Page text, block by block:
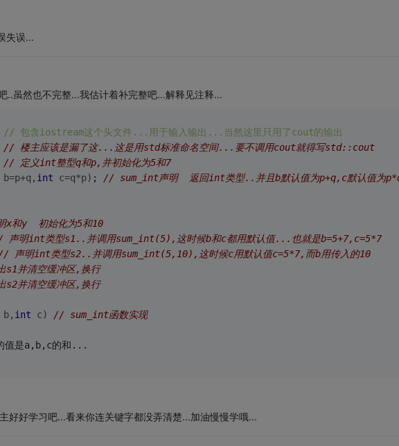
失误...
..虽然也不完整...我估计着补完整吧...解释见注释...
包含iostream这个头文件...用于输入输出...当然这里只用了cout的输出
// 楼主应该是漏了这...这是用std标准命名空间...要不调用cout就得写std::cout
// 定义int整型q和p,并初始化为5和7
b=p+q, int c=q*p) ; // sum_int声明  返回int类型..并且b默认值为p+q,c默认值为
和y  初始化为5和10
声明int类型s1..并调用sum_int(5),这时候b和c都用默认值...也就是b=5+7,c=5*7
声明int类型s2..并调用sum_int(5,10),这时候c用默认值c=5*7,而b用传入的10
并清空缓冲区,换行
并清空缓冲区,换行
b, int c)
// sum_int函数实现
值是a,b,c的和...
好好学习吧...看来你连关键字都没弄清楚...加油慢慢学哦...